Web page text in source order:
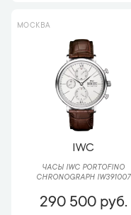
МОСКВА
IWC
ЧАСЫ IWC PORTOFINO
CHRONOGRAPH IW391007
290 500 руб.